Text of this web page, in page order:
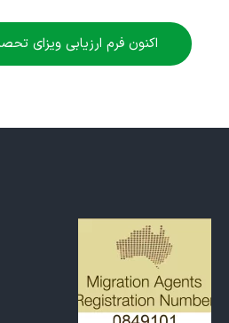
اکنون فرم ارزیابی ویزای